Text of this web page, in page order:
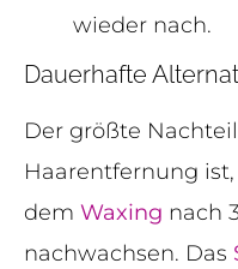
wieder nach.
Dauerhafte
Der größte
Haarentfernung
dem Waxing nach
nachwachsen. Das